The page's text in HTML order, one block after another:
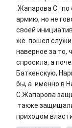
Жапарова С. по
армию, но не
своей
же пошел
наверное за то,
спросила, а
Баткенскую,
бы, а именно в
С.Жапарова
также
приходом